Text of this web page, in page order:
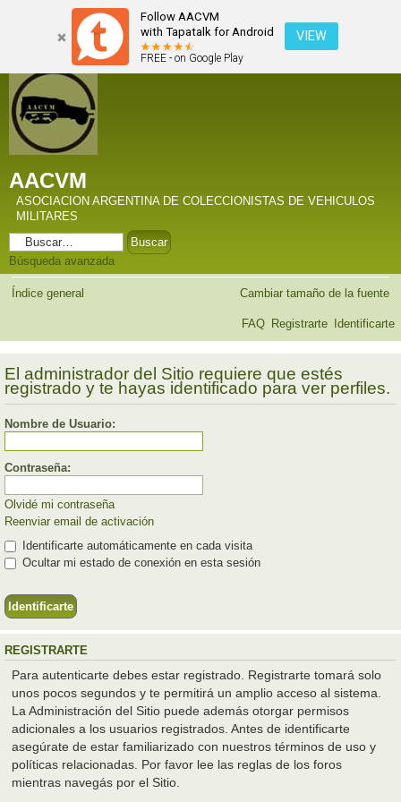
Follow AACVM
with Tapatalk for Android
FREE - on Google Play
VIEW
AACVM
ASOCIACION ARGENTINA DE COLECCIONISTAS DE VEHICULOS
MILITARES
Búsqueda avanzada
Índice general Cambiar tamaño de la fuente
FAQ Registrarte Identificarte
El administrador del Sitio requiere que estés
registrado y te hayas identificado para ver perfiles.
Nombre de Usuario:
Contraseña:
Olvidé mi contraseña
Reenviar email de activación
Identificarte automáticamente en cada visita
Ocultar mi estado de conexión en esta sesión
REGISTRARTE
Para autenticarte debes estar registrado. Registrarte tomará solo
unos pocos segundos y te permitirá un amplio acceso al sistema.
La Administración del Sitio puede además otorgar permisos
adicionales a los usuarios registrados. Antes de identificarte
asegúrate de estar familiarizado con nuestros términos de uso y
políticas relacionadas. Por favor lee las reglas de los foros
mientras navegás por el Sitio.